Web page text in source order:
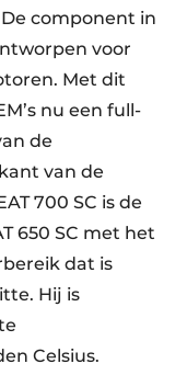
component in
voor
Met dit
nu een full-
de
van de
700 SC is de
650 SC met het
dat is
Hij is
Celsius.